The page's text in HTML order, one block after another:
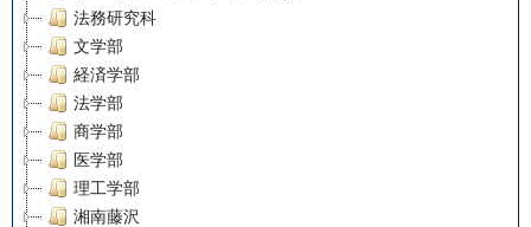
法務研究科
文学部
経済学部
法学部
商学部
医学部
理工学部
湘南藤沢